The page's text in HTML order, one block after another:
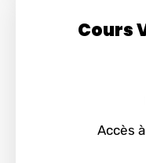
Cours
Accès